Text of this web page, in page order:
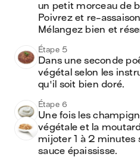
un petit morceau de
Poivrez et re-
Mélangez bien et
Étape 5
Dans une seconde
végétal selon les
qu'il soit bien doré.
Étape 6
Une fois les
végétale et la
mijoter 1 à 2 minutes
sauce épaississe.